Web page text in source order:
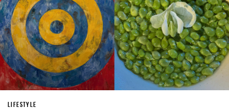
LIFESTYLE